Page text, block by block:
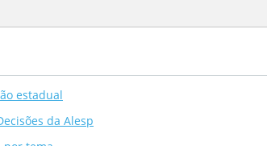
estadual
da Alesp